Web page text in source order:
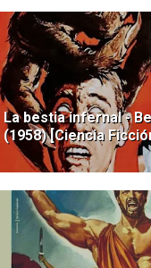
La bestia infernal -
(1958) [Ciencia